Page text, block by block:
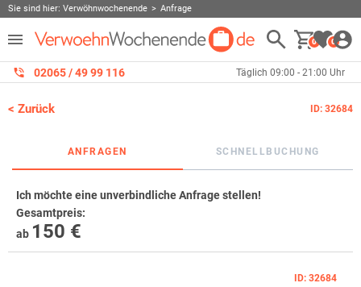
Sie sind hier: Verwöhnwochenende Anfrage
0 0
02065 / 49 ‌99 116 Täglich 09:00 - 21:00 Uhr
< Zurück ID: 32684
ANFRAGEN SCHNELLBUCHUNG
Ich möchte eine unverbindliche Anfrage stellen!
Gesamtpreis:
ab 150 €
ID: 32684